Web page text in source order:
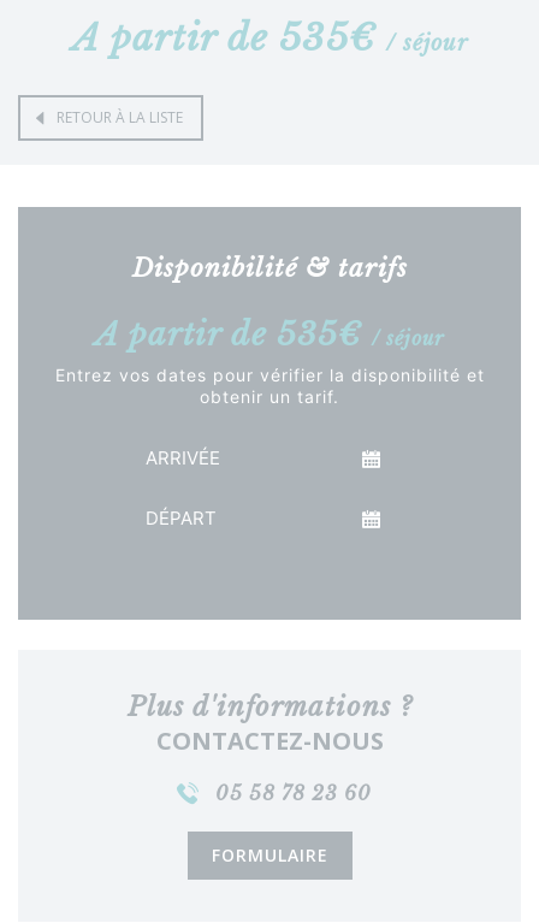
A partir de 535€ / séjour
RETOUR À LA LISTE
Disponibilité & tarifs
A partir de 535€ / séjour
Entrez vos dates pour vérifier la disponibilité et
obtenir un tarif.
Plus d'informations ?
CONTACTEZ-NOUS
05 58 78 23 60
FORMULAIRE